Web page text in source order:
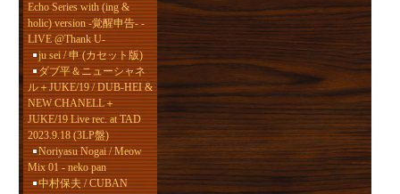
Echo Series with (ing &
holic) version -覚醒申告- -
LIVE @Thank U-
ju sei / 申 (カセット版)
ダブ平＆ニューシャネ
ル＋JUKE/19 / DUB-HEI &
NEW CHANELL＋
JUKE/19 Live rec. at TAD
2023.9.18 (3LP盤)
Noriyasu Nogai / Meow
Mix 01 - neko pan
中村保夫 / CUBAN